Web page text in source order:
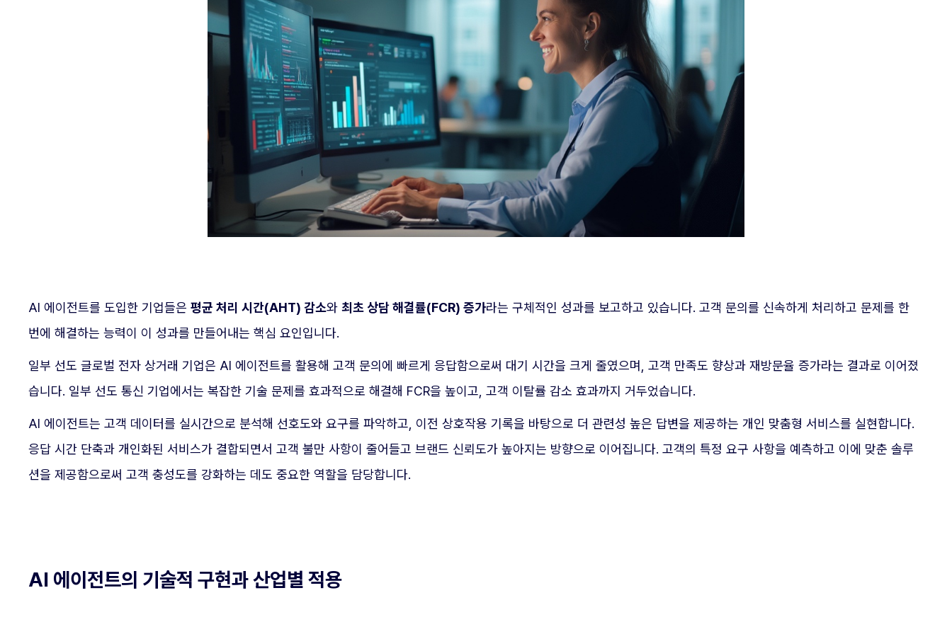
AI 에이전트를 도입한 기업들은 평균 처리 시간(AHT) 감소와 최초 상담 해결률(FCR) 증가라는 구체적인 성과를 보고하고 있습니다. 고객 문의를 신속하게 처리하고 문제를 한
번에 해결하는 능력이 이 성과를 만들어내는 핵심 요인입니다.
일부 선도 글로벌 전자 상거래 기업은 AI 에이전트를 활용해 고객 문의에 빠르게 응답함으로써 대기 시간을 크게 줄였으며, 고객 만족도 향상과 재방문율 증가라는 결과로 이어졌
습니다. 일부 선도 통신 기업에서는 복잡한 기술 문제를 효과적으로 해결해 FCR을 높이고, 고객 이탈률 감소 효과까지 거두었습니다.
AI 에이전트는 고객 데이터를 실시간으로 분석해 선호도와 요구를 파악하고, 이전 상호작용 기록을 바탕으로 더 관련성 높은 답변을 제공하는 개인 맞춤형 서비스를 실현합니다.
응답 시간 단축과 개인화된 서비스가 결합되면서 고객 불만 사항이 줄어들고 브랜드 신뢰도가 높아지는 방향으로 이어집니다. 고객의 특정 요구 사항을 예측하고 이에 맞춘 솔루
션을 제공함으로써 고객 충성도를 강화하는 데도 중요한 역할을 담당합니다.
AI 에이전트의 기술적 구현과 산업별 적용